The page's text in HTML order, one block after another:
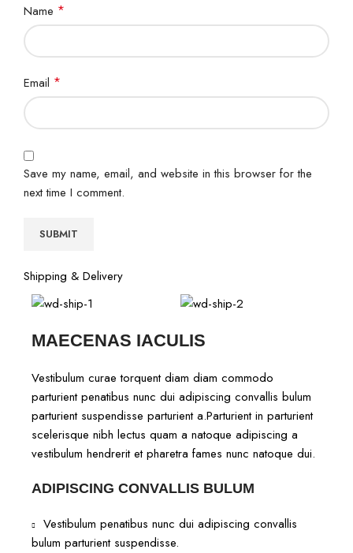
Name *
Email *
Save my name, email, and website in this browser for the
next time I comment.
Shipping & Delivery
MAECENAS IACULIS
Vestibulum curae torquent diam diam commodo
parturient penatibus nunc dui adipiscing convallis bulum
parturient suspendisse parturient a.Parturient in parturient
scelerisque nibh lectus quam a natoque adipiscing a
vestibulum hendrerit et pharetra fames nunc natoque dui.
ADIPISCING CONVALLIS BULUM
Vestibulum penatibus nunc dui adipiscing convallis
bulum parturient suspendisse.